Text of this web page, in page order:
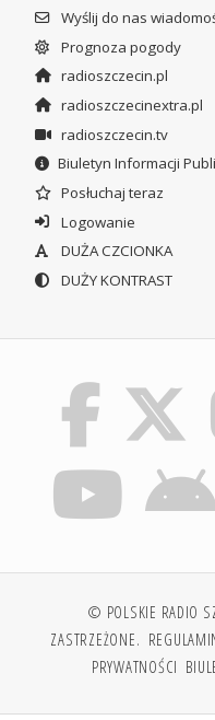
Wyślij do nas
Prognoza pogody
radioszczecin.pl
radioszczecinextra.pl
radioszczecin.tv
Biuletyn Informacji
Posłuchaj teraz
Logowanie
DUŻA CZCIONKA
DUŻY KONTRAST
© POLSKIE RADIO
ZASTRZEŻONE.
PRYWATNOŚCI